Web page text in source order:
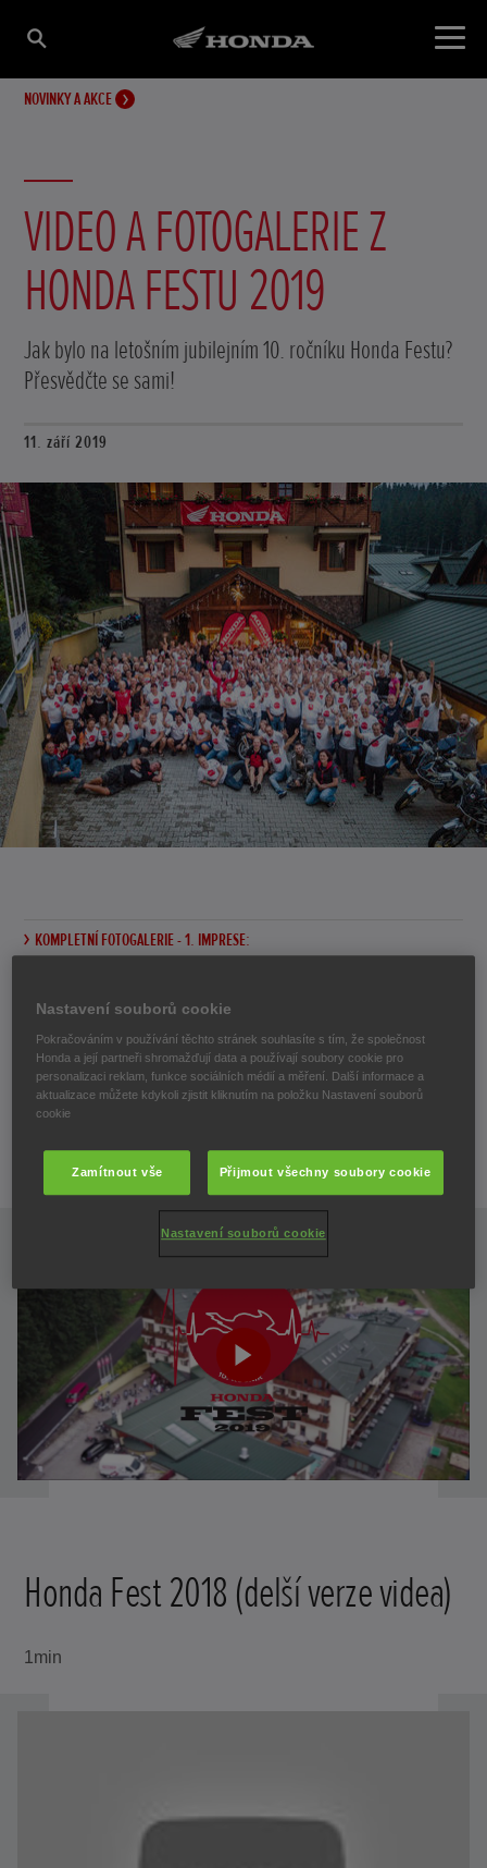
NOVINKY A AKCE
VIDEO A FOTOGALERIE Z
HONDA FESTU 2019
Jak bylo na letošním jubilejním 10. ročníku Honda Festu?
Přesvědčte se sami!
11. září 2019
KOMPLETNÍ FOTOGALERIE - 1. IMPRESE:
Honda Fest 2019 (1min verze videa)
Honda Fest 2018 (delší verze videa)
1min
Nastavení souborů cookie
Pokračováním v používání těchto stránek souhlasíte s tím, že společnost
Honda a její partneři shromažďují data a používají soubory cookie pro
personalizaci reklam, funkce sociálních médií a měření. Další informace a
aktualizace můžete kdykoli zjistit kliknutím na položku Nastavení souborů
cookie
Zamítnout vše Přijmout všechny soubory cookie
Nastavení souborů cookie